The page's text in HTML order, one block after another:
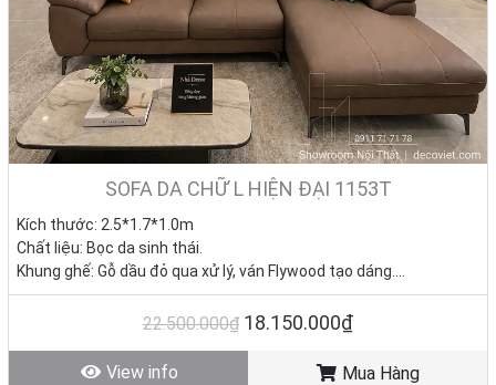
SOFA DA CHỮ L HIỆN ĐẠI 1153T
Kích thước: 2.5*1.7*1.0m
Chất liệu: Bọc da sinh thái.
Khung ghế: Gỗ dầu đỏ qua xử lý, ván Flywood tạo dáng.
Nệm ngồi: Mút D40 cao cấp
Giá KM: 18.150.000đ (Giá gốc: 22.500.000đ)
22.500.000₫ 18.150.000₫
View info Mua Hàng